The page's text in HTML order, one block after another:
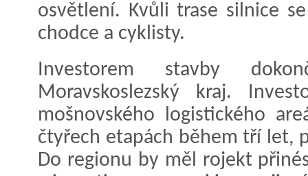
osvětlení. Kvůli trase silnice
chodce a cyklisty.
Investorem stavby
Moravskoslezský kraj.
mošnovského logistického
čtyřech etapách během tří let,
Do regionu by měl rojekt